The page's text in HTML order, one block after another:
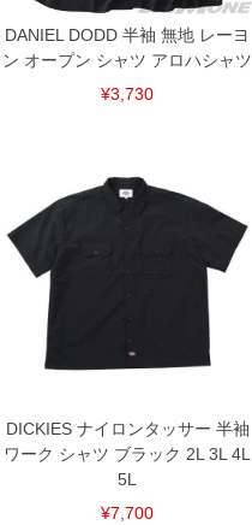
DANIEL DODD 半袖 無地 レーヨ
ン オープン シャツ アロハシャツ
¥3,730
DICKIES ナイロンタッサー 半袖
ワーク シャツ ブラック 2L 3L 4L
5L
¥7,700